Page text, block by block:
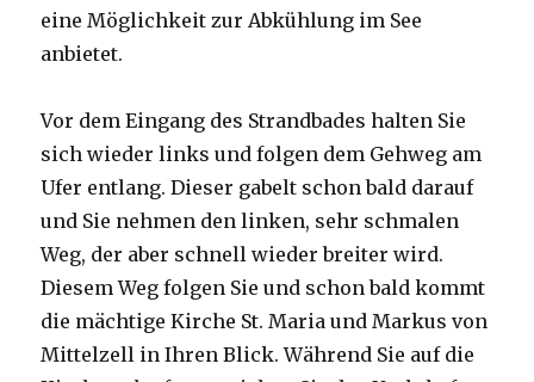
eine Möglichkeit zur Abkühlung im See
anbietet.
Vor dem Eingang des Strandbades halten Sie
sich wieder links und folgen dem Gehweg am
Ufer entlang. Dieser gabelt schon bald darauf
und Sie nehmen den linken, sehr schmalen
Weg, der aber schnell wieder breiter wird.
Diesem Weg folgen Sie und schon bald kommt
die mächtige Kirche St. Maria und Markus von
Mittelzell in Ihren Blick. Während Sie auf die